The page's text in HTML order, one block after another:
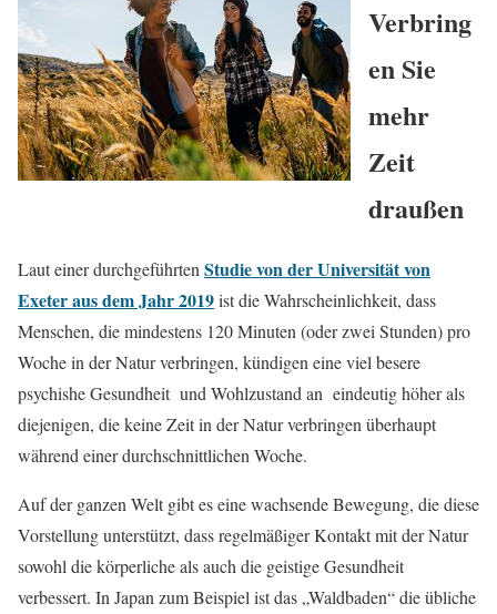
Verbring
en Sie
mehr
Zeit
draußen
Laut einer durchgeführten Studie von der Universität von
Exeter aus dem Jahr 2019ist die Wahrscheinlichkeit, dass
Menschen, die mindestens 120 Minuten (oder zwei Stunden) pro
Woche in der Natur verbringen, kündigen eine viel besere
psychishe Gesundheit und Wohlzustand an eindeutig höher als
diejenigen, die keine Zeit in der Natur verbringen überhaupt
während einer durchschnittlichen Woche.
Auf der ganzen Welt gibt es eine wachsende Bewegung, die diese
Vorstellung unterstützt, dass regelmäßiger Kontakt mit der Natur
sowohl die körperliche als auch die geistige Gesundheit
verbessert. In Japan zum Beispiel ist das „Waldbaden“ die übliche